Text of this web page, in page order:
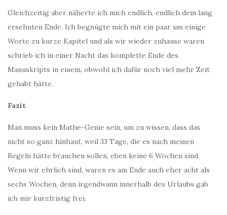
Gleichzeitig aber näherte ich mich endlich, endlich dem lang
ersehnten Ende. Ich begnügte mich mit ein paar um einige
Worte zu kurze Kapitel und als wir wieder zuhause waren
schrieb ich in einer Nacht das komplette Ende des
Manuskripts in einem, obwohl ich dafür noch viel mehr Zeit
gehabt hätte.
Fazit
Man muss kein Mathe-Genie sein, um zu wissen, dass das
nicht so ganz hinhaut, weil 33 Tage, die es nach meinen
Regeln hätte brauchen sollen, eben keine 6 Wochen sind.
Wenn wir ehrlich sind, waren es am Ende auch eher acht als
sechs Wochen, denn irgendwann innerhalb des Urlaubs gab
ich mir kurzfristig frei.